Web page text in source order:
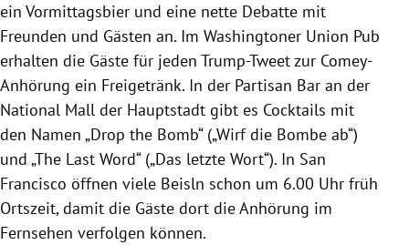
ein Vormittagsbier und eine nette Debatte mit
Freunden und Gästen an. Im Washingtoner Union Pub
erhalten die Gäste für jeden Trump-Tweet zur Comey-
Anhörung ein Freigetränk. In der Partisan Bar an der
National Mall der Hauptstadt gibt es Cocktails mit
den Namen „Drop the Bomb“ („Wirf die Bombe ab“)
und „The Last Word“ („Das letzte Wort“). In San
Francisco öffnen viele Beisln schon um 6.00 Uhr früh
Ortszeit, damit die Gäste dort die Anhörung im
Fernsehen verfolgen können.